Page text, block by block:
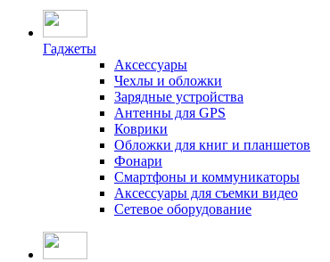
Гаджеты
Аксессуары
Чехлы и обложки
Зарядные устройства
Антенны для GPS
Коврики
Обложки для книг и планшетов
Фонари
Смартфоны и коммуникаторы
Аксессуары для съемки видео
Сетевое оборудование